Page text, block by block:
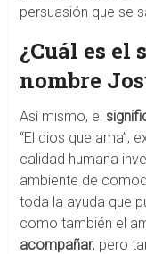
persuasión que se
¿Cuál es el
nombre
Así mismo, el
“El dios que ama”,
calidad humana
ambiente de
toda la ayuda que
como también el
acompañar, pero